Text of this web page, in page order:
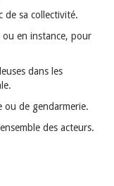
de sa collectivité.
ou en instance, pour
dans les
ou de gendarmerie.
des acteurs.